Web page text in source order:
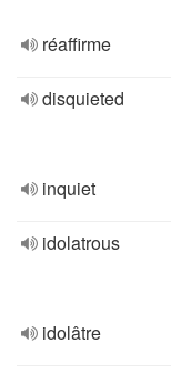
réaffirme
disquieted
inquiet
idolatrous
idolâtre